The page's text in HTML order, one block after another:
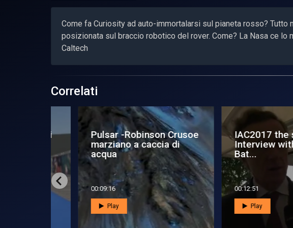
Come fa Curiosity ad auto-immortalarsi sul pianeta rosso? Tutto
posizionata sul braccio robotico del rover. Come? La Nasa ce
Caltech
Correlati
Pulsar -Robinson Crusoe
marziano a caccia di
acqua
00:09:16
Play
IAC2017 the
Interview with
Bat...
00:12:51
Play